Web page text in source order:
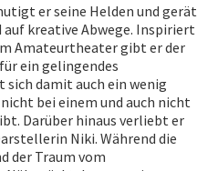
er seine Helden und gerät
auf kreative Abwege. Inspiriert
Amateurtheater gibt er der
ein gelingendes
sich damit auch ein wenig
bei einem und auch nicht
Darüber hinaus verliebt er
Niki. Während die
der Traum vom